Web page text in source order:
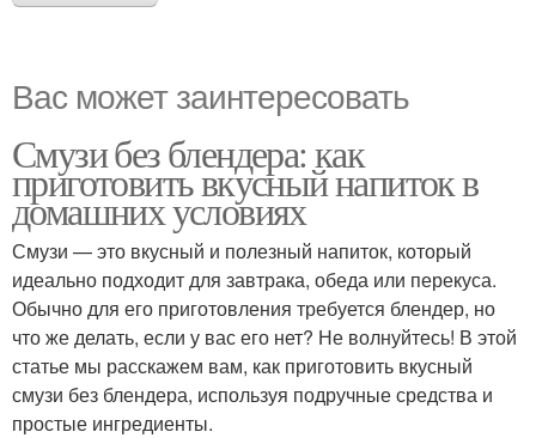
Вас может заинтересовать
Смузи без блендера: как
приготовить вкусный напиток в
домашних условиях
Смузи — это вкусный и полезный напиток, который
идеально подходит для завтрака, обеда или перекуса.
Обычно для его приготовления требуется блендер, но
что же делать, если у вас его нет? Не волнуйтесь! В этой
статье мы расскажем вам, как приготовить вкусный
смузи без блендера, используя подручные средства и
простые ингредиенты.